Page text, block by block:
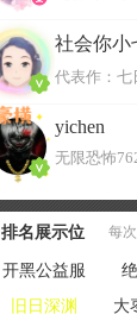
社会你小
yichen
排名展示位 每
开黑公益服
旧日深渊
大